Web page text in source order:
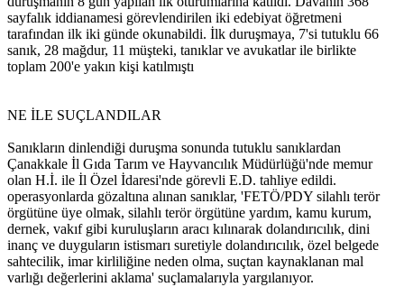
sayfalık iddianamesi görevlendirilen iki edebiyat öğretmeni
tarafından ilk iki günde okunabildi. İlk duruşmaya, 7'si tutuklu 66
sanık, 28 mağdur, 11 müşteki, tanıklar ve avukatlar ile birlikte
toplam 200'e yakın kişi katılmıştı
NE İLE SUÇLANDILAR
Sanıkların dinlendiği duruşma sonunda tutuklu sanıklardan
Çanakkale İl Gıda Tarım ve Hayvancılık Müdürlüğü'nde memur
olan H.İ. ile İl Özel İdaresi'nde görevli E.D. tahliye edildi.
operasyonlarda gözaltına alınan sanıklar, 'FETÖ/PDY silahlı terör
örgütüne üye olmak, silahlı terör örgütüne yardım, kamu kurum,
dernek, vakıf gibi kuruluşların aracı kılınarak dolandırıcılık, dini
inanç ve duyguların istismarı suretiyle dolandırıcılık, özel belgede
sahtecilik, imar kirliliğine neden olma, suçtan kaynaklanan mal
varlığı değerlerini aklama' suçlamalarıyla yargılanıyor.